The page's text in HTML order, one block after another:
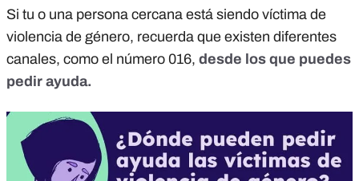
Si tu o una persona cercana está siendo víctima de
violencia de género, recuerda que existen diferentes
canales, como el número 016, desde los que puedes
pedir ayuda.